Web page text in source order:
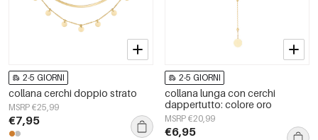
2-5 GIORNI
collana cerchi doppio strato
MSRP €25,99
€7,95
2-5 GIORNI
collana lunga con cerchi
dappertutto: colore oro
MSRP €20,99
€6,95